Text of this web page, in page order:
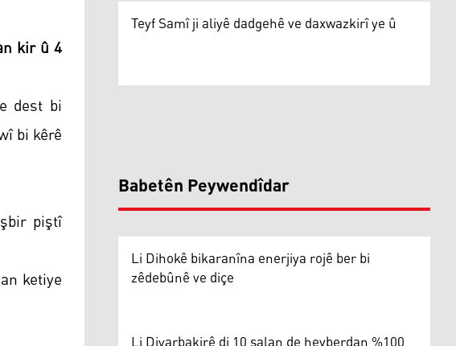
kir û 4
dest bi
bi kêrê
piştî
ketiye
Teyf Samî ji aliyê dadgehê ve daxwazkirî ye û
Babetên Peywendîdar
Li Dihokê bikaranîna enerjiya rojê ber bi
zêdebûnê ve diçe